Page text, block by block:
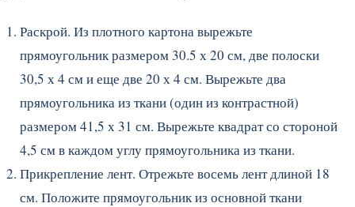
Раскрой. Из плотного картона вы­режьте
прямоугольник размером 30.5 х 20 см, две полоски
30,5 х 4 см и еще две 20 х 4 см. Вырежьте два
прямоугольника из ткани (один из контрастной)
размером 41,5 х 31 см. Вырежьте квадрат со стороной
4,5 см в каждом углу прямоугольника из ткани.
Прикрепление лент. Отрежьте восемь лент длиной 18
см. Положите прямоугольник из основной ткани